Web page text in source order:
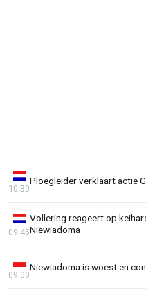
Ploegleider verklaart actie
10:30
Vollering reageert op
Niewiadoma
09:45
Niewiadoma is woest en
09:00